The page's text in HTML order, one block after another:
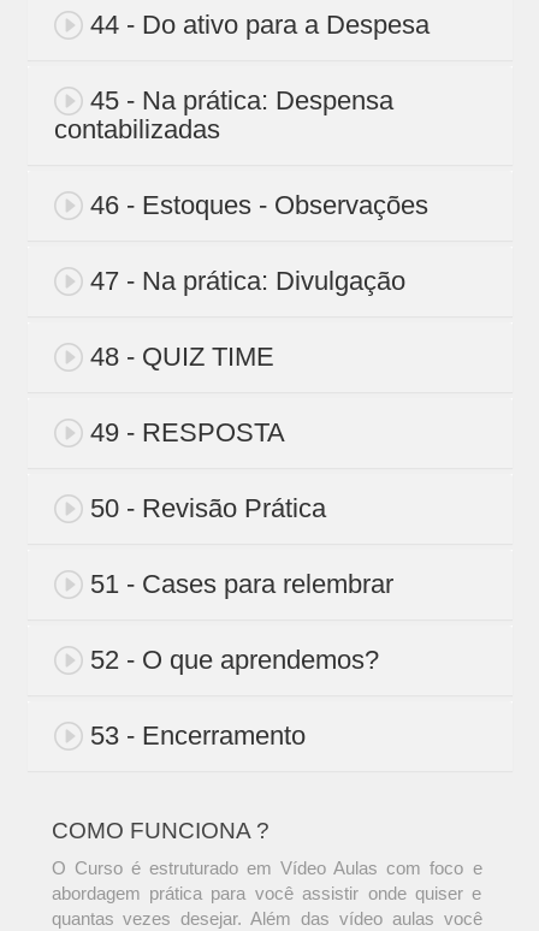
44 - Do ativo para a Despesa
45 - Na prática: Despensa
contabilizadas
46 - Estoques - Observações
47 - Na prática: Divulgação
48 - QUIZ TIME
49 - RESPOSTA
50 - Revisão Prática
51 - Cases para relembrar
52 - O que aprendemos?
53 - Encerramento
COMO FUNCIONA ?
O Curso é estruturado em Vídeo Aulas com foco e
abordagem prática para você assistir onde quiser e
quantas vezes desejar. Além das vídeo aulas você